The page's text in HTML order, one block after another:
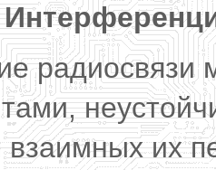
взаимных их